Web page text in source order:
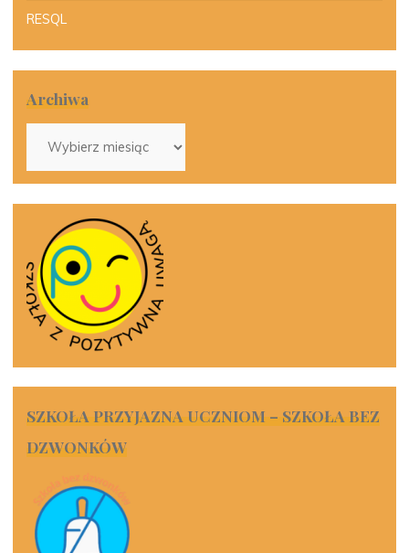
RESQL
Archiwa
SZKOŁA PRZYJAZNA UCZNIOM – SZKOŁA BEZ
DZWONKÓW